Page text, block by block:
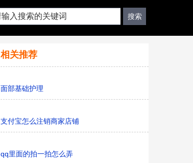
相关推荐
面部基础护理
支付宝怎么注销商家店铺
qq里面的拍一拍怎么弄